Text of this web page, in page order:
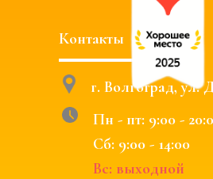
Контакты
г. Волгоград, ул.
Пн - пт: 9:00 -
Сб: 9:00 - 14:00
Вс: выходной